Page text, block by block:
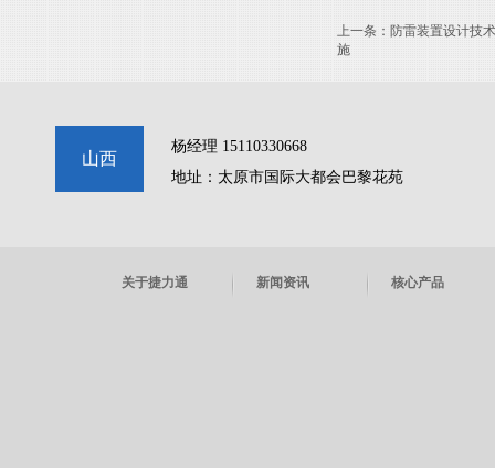
上一条： 防雷装置设计技
施
山西
杨经理 15110330668
地址：太原市国际大都会巴黎花苑
关于捷力通 新闻资讯 核心产品